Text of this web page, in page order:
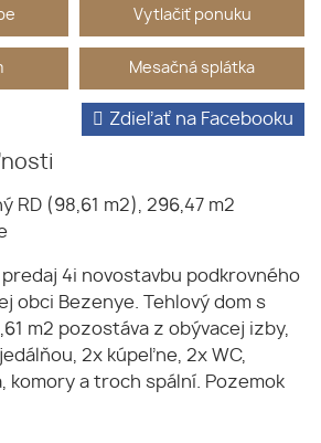
Vytlačiť ponuku
Mesačná splátka
Zdieľať na Facebooku
RD (98,61 m2), 296,47 m2
predaj 4i novostavbu podkrovného
obci Bezenye. Tehlový dom s
m2 pozostáva z obývacej izby,
2x kúpeľne, 2x WC,
komory a troch spální. Pozemok